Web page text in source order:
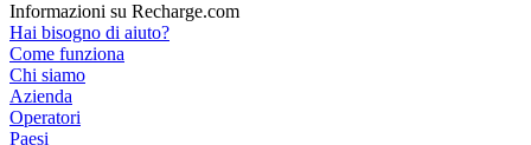
Informazioni su Recharge.com
Hai bisogno di aiuto?
Come funziona
Chi siamo
Azienda
Operatori
Paesi